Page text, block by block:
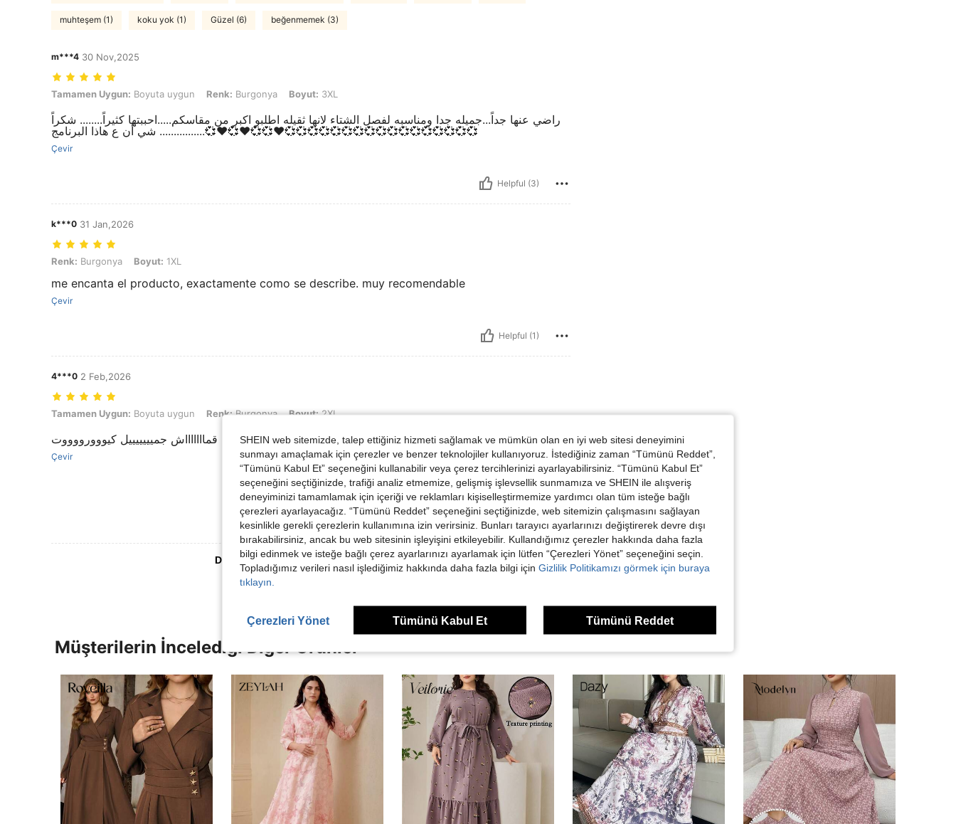
muhteşem (1) koku yok (1) Güzel (6) beğenmemek (3)
m***4 30 Nov,2025
Tamamen Uygun: Boyuta uygun, Renk: Burgonya, Boyut: 3XL
Tamamen Uygun: Boyuta uygun Renk: Burgonya Boyut: 3XL
راضي عنها جداً...جميله جدا ومناسبه لفصل الشتاء لانها ثقيله اطلبو اكبر من مقاسكم.....احببتها كثيراً........ شكراً
شي أن ع هاذا البرنامج ................💞♥️💞♥️💞💞♥️💞💞💞💞💞💞💞💞💞💞💞💞💞💞💞💞💞
Çevir
Helpful (3)
k***0 31 Jan,2026
Renk: Burgonya, Boyut: 1XL
Renk: Burgonya Boyut: 1XL
me encanta el producto, exactamente como se describe. muy recomendable
Çevir
Helpful (1)
4***0 2 Feb,2026
Tamamen Uygun: Boyuta uygun, Renk: Burgonya, Boyut: 2XL
Tamamen Uygun: Boyuta uygun Renk:Burgonya Boyut:2XL
قماااااااش جميييييييل كيووورووووت
Çevir
Helpful (0)
Daha Fazla Değerlendirme Görüntüle
Müşterilerin İncelediği Diğer Ürünler
SHEIN web sitemizde, talep ettiğiniz hizmeti sağlamak ve mümkün olan en iyi web sitesi deneyimini
sunmayı amaçlamak için çerezler ve benzer teknolojiler kullanıyoruz. İstediğiniz zaman “Tümünü Reddet”,
“Tümünü Kabul Et” seçeneğini kullanabilir veya çerez tercihlerinizi ayarlayabilirsiniz. “Tümünü Kabul Et”
seçeneğini seçtiğinizde, trafiği analiz etmemize, gelişmiş işlevsellik sunmamıza ve SHEIN ile alışveriş
deneyiminizi tamamlamak için içeriği ve reklamları kişiselleştirmemize yardımcı olan tüm isteğe bağlı
çerezleri ayarlayacağız. “Tümünü Reddet” seçeneğini seçtiğinizde, web sitemizin çalışmasını sağlayan
kesinlikle gerekli çerezlerin kullanımına izin verirsiniz. Bunları tarayıcı ayarlarınızı değiştirerek devre dışı
bırakabilirsiniz, ancak bu web sitesinin işleyişini etkileyebilir. Kullandığımız çerezler hakkında daha fazla
bilgi edinmek ve isteğe bağlı çerez ayarlarınızı ayarlamak için lütfen “Çerezleri Yönet” seçeneğini seçin.
Topladığımız verileri nasıl işlediğimiz hakkında daha fazla bilgi için Gizlilik Politikamızı görmek için buraya
tıklayın.
Çerezleri Yönet Tümünü Kabul Et Tümünü Reddet